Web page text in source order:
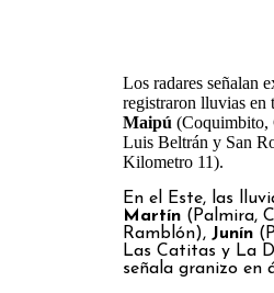
Los radares señalan
registraron lluvias en
Maipú (Coquimbito,
Luis Beltrán y San
Kilometro 11).
En el Este, las
Martín (Palmira,
Ramblón), Junín
Las Catitas y La
señala granizo en